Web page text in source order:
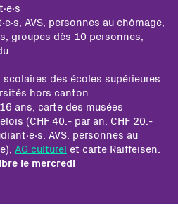
AVS, personnes au chômage,
groupes dès 10 personnes,
scolaires des écoles supérieures
hors canton
16 ans, carte des musées
(CHF 40.- par an, CHF 20.-
AVS, personnes au
AG culturel et carte Raiffeisen.
le mercredi